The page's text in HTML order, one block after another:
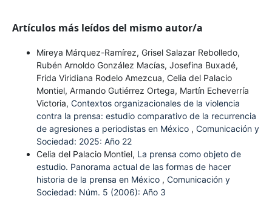
Artículos más leídos del mismo autor/a
Mireya Márquez-Ramírez, Grisel Salazar Rebolledo,
Rubén Arnoldo González Macías, Josefina Buxadé,
Frida Viridiana Rodelo Amezcua, Celia del Palacio
Montiel, Armando Gutiérrez Ortega, Martín Echeverría
Victoria, Contextos organizacionales de la violencia
contra la prensa: estudio comparativo de la recurrencia
de agresiones a periodistas en México , Comunicación y
Sociedad: 2025: Año 22
Celia del Palacio Montiel, La prensa como objeto de
estudio. Panorama actual de las formas de hacer
historia de la prensa en México , Comunicación y
Sociedad: Núm. 5 (2006): Año 3